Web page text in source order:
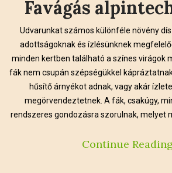
Favágás
Udvarunkat számos különféle növény
adottságoknak és ízlésünknek
minden kertben található a színes virágok
fák nem csupán szépségükkel
hűsítő árnyékot adnak, vagy akár
megörvendeztetnek. A fák, csakúgy,
rendszeres gondozásra szorulnak, melyet
Continue